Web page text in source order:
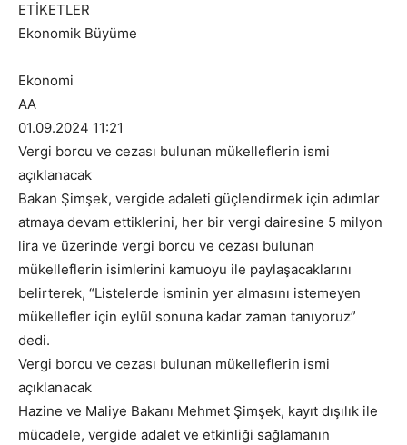
ETİKETLER
Ekonomik Büyüme
Ekonomi
AA
01.09.2024 11:21
Vergi borcu ve cezası bulunan mükelleflerin ismi
açıklanacak
Bakan Şimşek, vergide adaleti güçlendirmek için adımlar
atmaya devam ettiklerini, her bir vergi dairesine 5 milyon
lira ve üzerinde vergi borcu ve cezası bulunan
mükelleflerin isimlerini kamuoyu ile paylaşacaklarını
belirterek, “Listelerde isminin yer almasını istemeyen
mükellefler için eylül sonuna kadar zaman tanıyoruz”
dedi.
Vergi borcu ve cezası bulunan mükelleflerin ismi
açıklanacak
Hazine ve Maliye Bakanı Mehmet Şimşek, kayıt dışılık ile
mücadele, vergide adalet ve etkinliği sağlamanın